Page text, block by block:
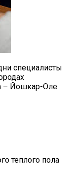
специалисты
– Йошкар-Оле
теплого пола